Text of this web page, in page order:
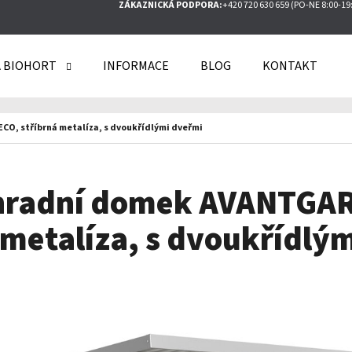
ZÁKAZNICKÁ PODPORA:+420 720 630 659 (PO-NE 8:00-
BIOHORT INFORMACE BLOG KONTAKT
stříbrná metalíza, s dvoukřídlými dveřmi
domek
s
DOPORUČUJEME